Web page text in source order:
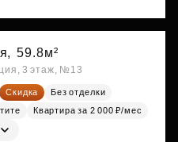
59.8м²
3 этаж, №13
Скидка
Без отделки
Квартира за 2 000 ₽/мес